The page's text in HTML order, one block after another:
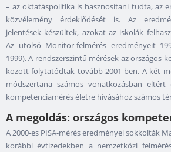
– az oktatáspolitika is hasznosítani tudta, az
közvélemény érdeklődését is. Az
jelentések készültek, azokat az iskolák
Az utolsó Monitor-felmérés eredményeit
1999). A rendszerszintű mérések az országos
között folytatódtak tovább 2001-ben. A két
módszertana számos vonatkozásban eltért
kompetenciamérés életre hívásához számos
A megoldás: országos
A 2000-es PISA-mérés eredményei sokkolták
korábbi évtizedekben a nemzetközi